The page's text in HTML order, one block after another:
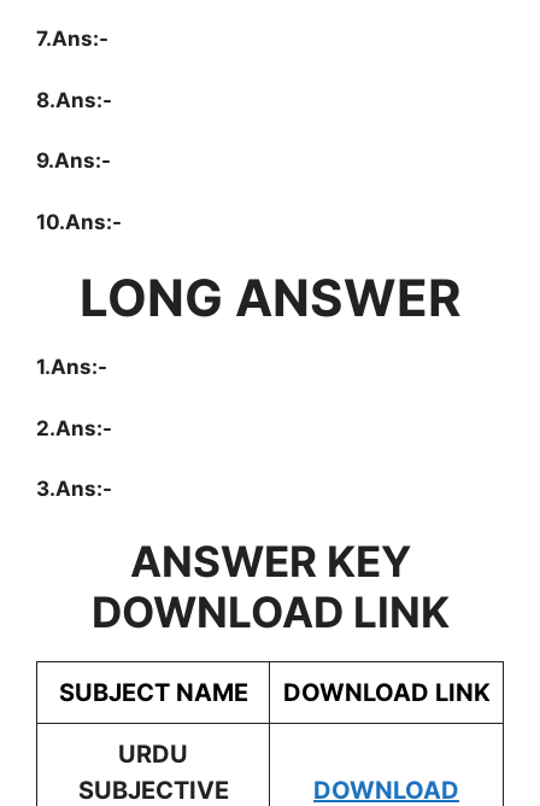
7.Ans:-
8.Ans:-
9.Ans:-
10.Ans:-
LONG ANSWER
1.Ans:-
2.Ans:-
3.Ans:-
ANSWER KEY
DOWNLOAD LINK
SUBJECT NAME DOWNLOAD LINK
URDU
SUBJECTIVE
DOWNLOAD